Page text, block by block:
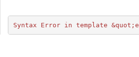
Syntax Error in template